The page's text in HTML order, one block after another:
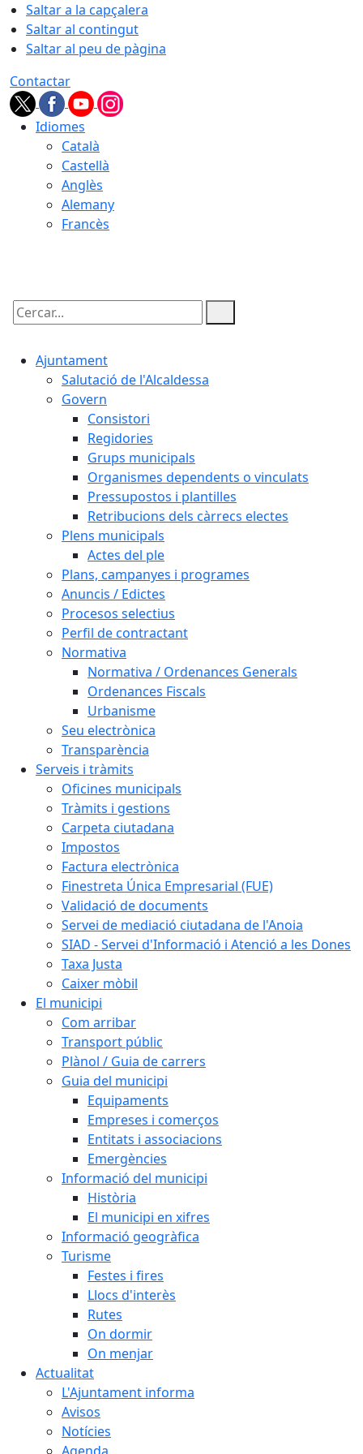
Saltar a la capçalera
Saltar al contingut
Saltar al peu de pàgina
Contactar
Idiomes
Català
Castellà
Anglès
Alemany
Francès
Cercar:
Ajuntament
Salutació de l'Alcaldessa
Govern
Consistori
Regidories
Grups municipals
Organismes dependents o vinculats
Pressupostos i plantilles
Retribucions dels càrrecs electes
Plens municipals
Actes del ple
Plans, campanyes i programes
Anuncis / Edictes
Procesos selectius
Perfil de contractant
Normativa
Normativa / Ordenances Generals
Ordenances Fiscals
Urbanisme
Seu electrònica
Transparència
Serveis i tràmits
Oficines municipals
Tràmits i gestions
Carpeta ciutadana
Impostos
Factura electrònica
Finestreta Única Empresarial (FUE)
Validació de documents
Servei de mediació ciutadana de l'Anoia
SIAD - Servei d'Informació i Atenció a les Dones
Taxa Justa
Caixer mòbil
El municipi
Com arribar
Transport públic
Plànol / Guia de carrers
Guia del municipi
Equipaments
Empreses i comerços
Entitats i associacions
Emergències
Informació del municipi
Història
El municipi en xifres
Informació geogràfica
Turisme
Festes i fires
Llocs d'interès
Rutes
On dormir
On menjar
Actualitat
L'Ajuntament informa
Avisos
Notícies